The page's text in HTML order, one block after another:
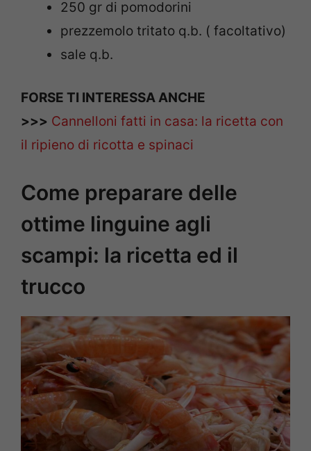
250 gr di pomodorini
prezzemolo tritato q.b. ( facoltativo)
sale q.b.
FORSE TI INTERESSA ANCHE
>>> Cannelloni fatti in casa: la ricetta con
il ripieno di ricotta e spinaci
Come preparare delle
ottime linguine agli
scampi: la ricetta ed il
trucco